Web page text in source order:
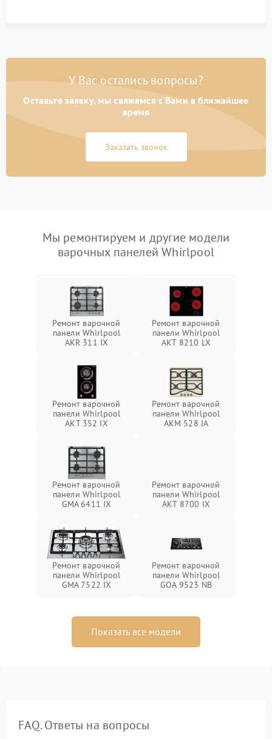
У Вас остались вопросы?
Оставьте заявку, мы свяжемся с Вами в ближайшее
время
Заказать звонок
Мы ремонтируем и другие модели
варочных панелей Whirlpool
Ремонт варочной
панели Whirlpool
AKR 311 IX
Ремонт варочной
панели Whirlpool
AKT 8210 LX
Ремонт варочной
панели Whirlpool
AKT 352 IX
Ремонт варочной
панели Whirlpool
AKM 528 JA
Ремонт варочной
панели Whirlpool
GMA 6411 IX
Ремонт варочной
панели Whirlpool
AKT 8700 IX
Ремонт варочной
панели Whirlpool
GMA 7522 IX
Ремонт варочной
панели Whirlpool
GOA 9523 NB
Показать все модели
FAQ. Ответы на вопросы